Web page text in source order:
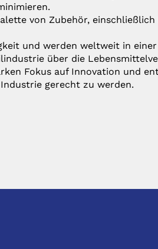
von Zubehör, einschließlich
und werden weltweit in einer
über die
Fokus auf Innovation und
gerecht zu werden.